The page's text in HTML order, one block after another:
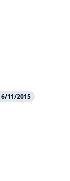
11/2015